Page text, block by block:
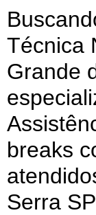
Técnica
Grande
breaks
Serra SP